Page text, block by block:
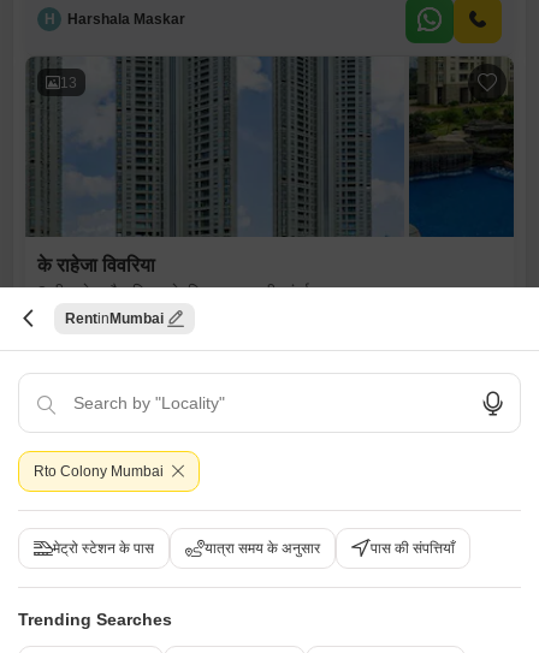
H Harshala Maskar
13
के राहेजा विवरिया
3 बीएचके फ्लैट किराए के लिए - महालक्ष्मी, मुंबई
₹ 6.5 L/ प्रति महीने
Config
3 BHK + 3 Bath
Floor
H Harshala Maskar
3
Rent Mumbai
Rto Colony Mumbai
मेट्रो स्टेशन के पास यात्रा समय के अनुसार पास की संपत्तियाँ
Trending Searches